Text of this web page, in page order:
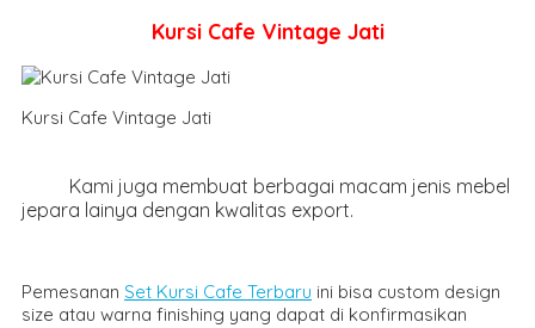
Kursi Cafe Vintage Jati
Kursi Cafe Vintage Jati
Kami juga membuat berbagai macam jenis mebel
jepara lainya dengan kwalitas export.
Pemesanan Set Kursi Cafe Terbaru ini bisa custom design
size atau warna finishing yang dapat di konfirmasikan